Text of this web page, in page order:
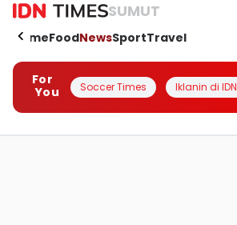
SUMUT
HomeFoodNewsSportTravel
For
You
Soccer Times Iklanin di IDN